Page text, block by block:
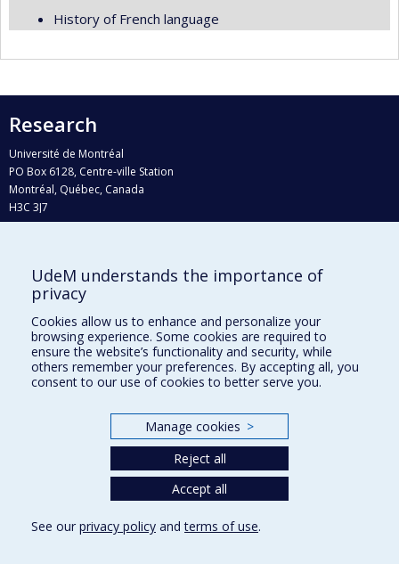
History of French language
Research
Université de Montréal
PO Box 6128, Centre-ville Station
Montréal, Québec, Canada
H3C 3J7
Who does what?
Find us
Site map
Accessibility
UdeM understands the importance of
privacy
Cookies allow us to enhance and personalize your
browsing experience. Some cookies are required to
ensure the website’s functionality and security, while
others remember your preferences. By accepting all, you
consent to our use of cookies to better serve you.
Manage cookies >
Reject all
Accept all
See our privacy policy andterms of use.